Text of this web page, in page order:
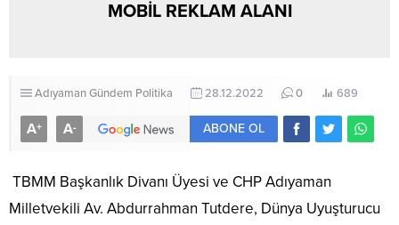
MOBİL REKLAM ALANI
AdıyamanGündem Politika 28.12.2022 0 689
A+ A- ABONE OL
TBMM Başkanlık Divanı Üyesi ve CHP Adıyaman
Milletvekili Av. Abdurrahman Tutdere, Dünya Uyuşturucu